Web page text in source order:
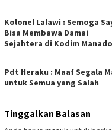
Kolonel Lalawi : Semoga
Bisa Membawa Damai
Sejahtera di Kodim Manado
Pdt Heraku : Maaf Segala
untuk Semua yang Salah
Tinggalkan Balasan